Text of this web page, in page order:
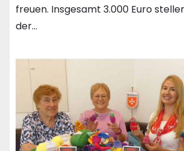
freuen. Insgesamt 3.000 Euro
der…